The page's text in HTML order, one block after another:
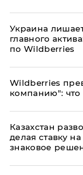
​Украина
главного
по Wildberries
Wildberries
компанию": что
Казахстан
делая ставку
знаковое